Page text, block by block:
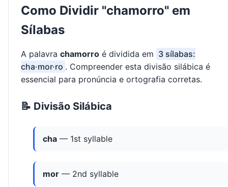
Como Dividir "chamorro" em
Sílabas
A palavra chamorro é dividida em 3 sílabas:
cha·mor·ro . Compreender esta divisão silábica é
essencial para pronúncia e ortografia corretas.
📝 Divisão Silábica
cha — 1st syllable
mor — 2nd syllable